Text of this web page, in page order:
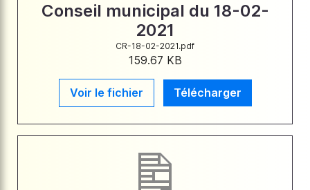
Conseil municipal du 18-02-
2021
CR-18-02-2021.pdf
159.67 KB
Voir le fichier Télécharger